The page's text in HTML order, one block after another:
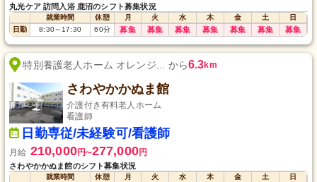
丸光ケア 訪問入浴 鹿沼のシフト募集状況
就業時間 休憩 月 火 水 木 金 土
日
日勤
8:30～17:30 60分 募集 募集 募集 募集 募集 募集 募集
特別養護老人ホーム オレンジ... から6.3km
さわやかかぬま館
介護付き有料老人ホーム
看護師
日勤専従/未経験可/看護師
月給 210,000円〜277,000円
さわやかかぬま館のシフト募集状況
就業時間 休憩 月 火 水 木 金 土
日